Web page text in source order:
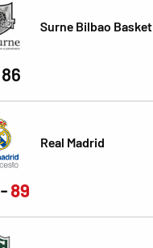
Surne Bilbao Basket
86
Real Madrid
89